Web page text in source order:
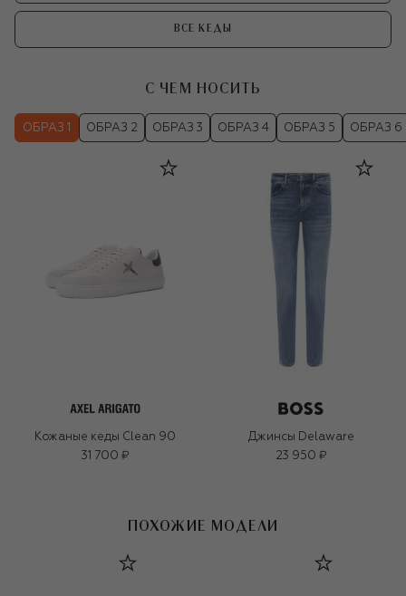
ВСЕ КЕДЫ
С ЧЕМ НОСИТЬ
ОБРАЗ 1 ОБРАЗ 2 ОБРАЗ 3 ОБРАЗ 4 ОБРАЗ 5 ОБРАЗ 6
Кожаные кеды Clean 90
31 700 ₽
Джинсы Delaware
23 950 ₽
ПОХОЖИЕ МОДЕЛИ